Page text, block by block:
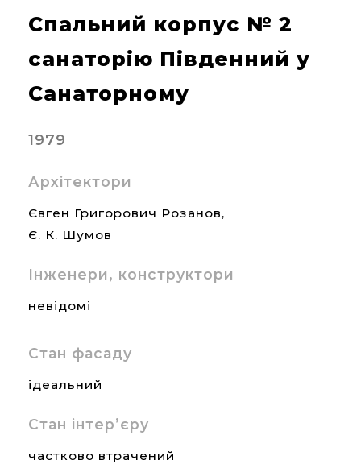
Спальний корпус № 2
санаторію Південний у
Санаторному
1979
Архітектори
Євген Григорович Розанов,
Є. К. Шумов
Інженери, конструктори
невідомі
Стан фасаду
ідеальний
Стан інтер’єру
частково втрачений